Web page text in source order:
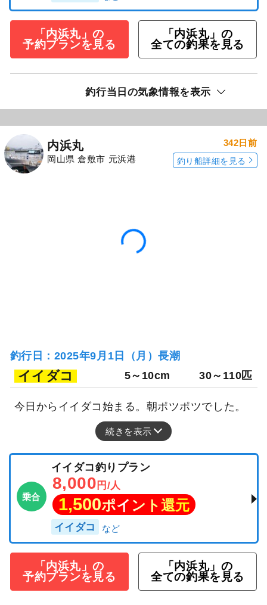
「内浜丸」の
予約プランを見る
「内浜丸」の
全ての釣果を見る
釣行当日の気象情報を表示
内浜丸
岡山県 倉敷市 元浜港
342日前
釣り船詳細を見る
釣行日：2025年9月1日（月）長潮
イイダコ 5～10cm 30～110匹
今日からイイダコ始まる。朝ポツポツでした。
続きを表示
乗合
イイダコ釣りプラン
8,000 円/人
1,500ポイント還元
イイダコ
「内浜丸」の
予約プランを見る
「内浜丸」の
全ての釣果を見る